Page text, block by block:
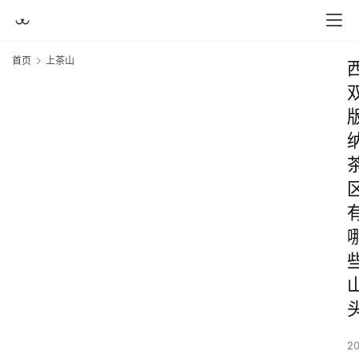
首页 上茶山